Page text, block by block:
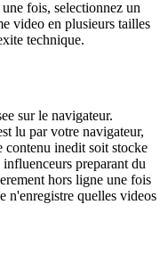
fois, selectionnez un
video en plusieurs tailles
technique.
sur le navigateur.
lu par votre navigateur,
contenu inedit soit stocke
preparant du
hors ligne une fois
n'enregistre quelles videos